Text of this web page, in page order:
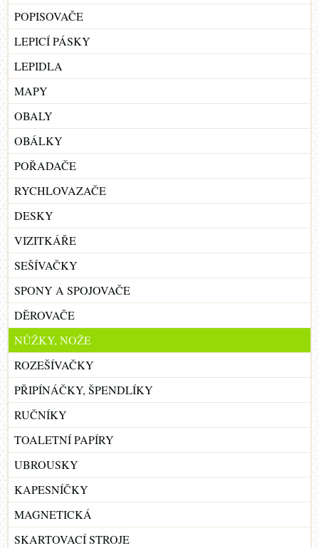
POPISOVAČE
LEPICÍ PÁSKY
LEPIDLA
MAPY
OBALY
OBÁLKY
POŘADAČE
RYCHLOVAZAČE
DESKY
VIZITKÁŘE
SEŠÍVAČKY
SPONY A SPOJOVAČE
DĚROVAČE
NŮŽKY, NOŽE
ROZEŠÍVAČKY
PŘIPÍNÁČKY, ŠPENDLÍKY
RUČNÍKY
TOALETNÍ PAPÍRY
UBROUSKY
KAPESNÍČKY
MAGNETICKÁ
SKARTOVACÍ STROJE